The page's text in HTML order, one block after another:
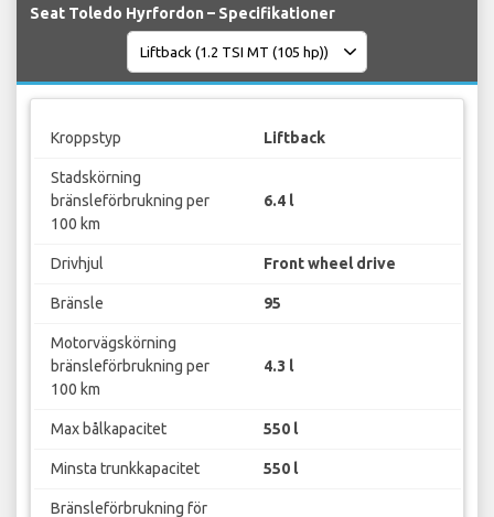
Seat Toledo Hyrfordon – Specifikationer
Kroppstyp Liftback
Stadskörning
bränsleförbrukning per
100 km
6.4 l
Drivhjul Front wheel drive
Bränsle 95
Motorvägskörning
bränsleförbrukning per
100 km
4.3 l
Max bålkapacitet 550 l
Minsta trunkkapacitet 550 l
Bränsleförbrukning för